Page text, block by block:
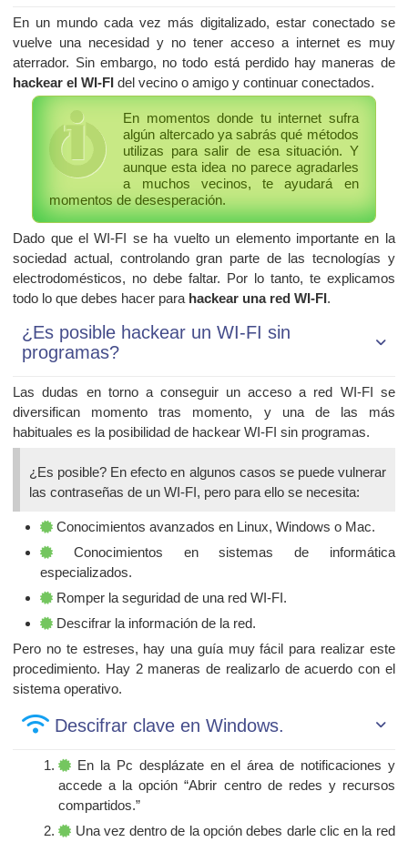
En un mundo cada vez más digitalizado, estar conectado se
vuelve una necesidad y no tener acceso a internet es muy
aterrador. Sin embargo, no todo está perdido hay maneras de
hackear el WI-FI del vecino o amigo y continuar conectados.
En momentos donde tu internet sufra
algún altercado ya sabrás qué métodos
utilizas para salir de esa situación. Y
aunque esta idea no parece agradarles
a muchos vecinos, te ayudará en
momentos de desesperación.
Dado que el WI-FI se ha vuelto un elemento importante en la
sociedad actual, controlando gran parte de las tecnologías y
electrodomésticos, no debe faltar. Por lo tanto, te explicamos
todo lo que debes hacer para hackear una red WI-FI.
¿Es posible hackear un WI-FI sin
programas?
Las dudas en torno a conseguir un acceso a red WI-FI se
diversifican momento tras momento, y una de las más
habituales es la posibilidad de hackear WI-FI sin programas.
¿Es posible? En efecto en algunos casos se puede vulnerar
las contraseñas de un WI-FI, pero para ello se necesita:
Conocimientos avanzados en Linux, Windows o Mac.
Conocimientos en sistemas de informática
especializados.
Romper la seguridad de una red WI-FI.
Descifrar la información de la red.
Pero no te estreses, hay una guía muy fácil para realizar este
procedimiento. Hay 2 maneras de realizarlo de acuerdo con el
sistema operativo.
Descifrar clave en Windows.
En la Pc desplázate en el área de notificaciones y
accede a la opción “Abrir centro de redes y recursos
compartidos.”
Una vez dentro de la opción debes darle clic en la red